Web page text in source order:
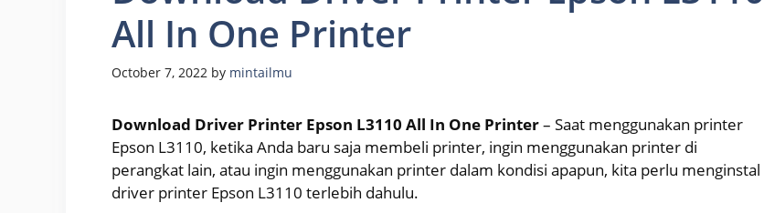
All In One Printer
October 7, 2022 by mintailmu
Download Driver Printer Epson L3110 All In One Printer– Saat menggunakan printer
Epson L3110, ketika Anda baru saja membeli printer, ingin menggunakan printer di
perangkat lain, atau ingin menggunakan printer dalam kondisi apapun, kita perlu menginstal
driver printer Epson L3110 terlebih dahulu.